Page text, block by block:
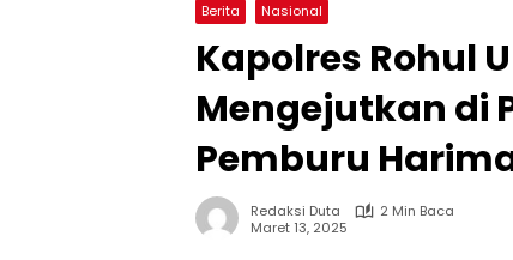
Berita Nasional
Kapolres Rohul
Mengejutkan di
Pemburu
Redaksi Duta
2 Min Baca
Maret 13, 2025